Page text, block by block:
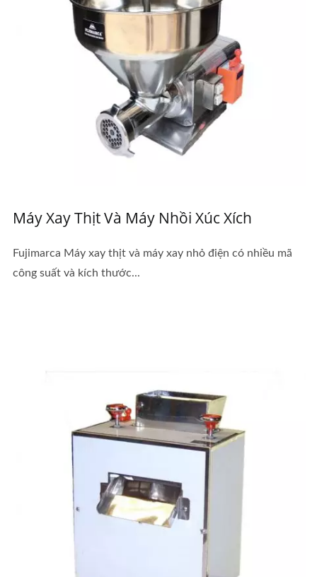
Máy Xay Thịt Và Máy Nhồi Xúc Xích
Fujimarca Máy xay thịt và máy xay nhỏ điện có nhiều mã
công suất và kích thước...